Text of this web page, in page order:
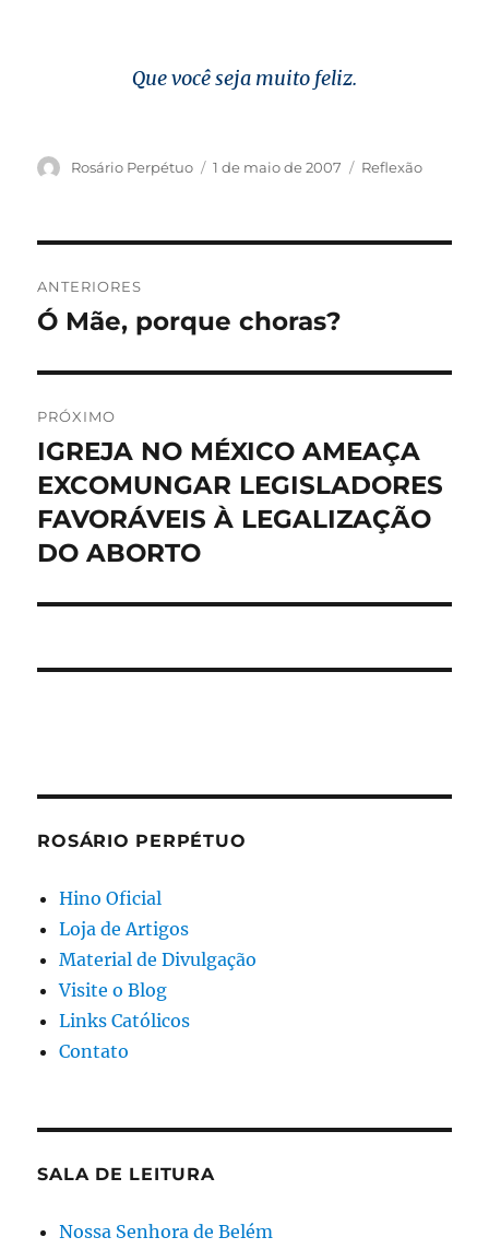
Que você seja muito feliz.
Autor
Rosário Perpétuo
Publicado
1 de maio de 2007 Categorias
Reflexão
de
ANTERIORES
Post
Ó Mãe, porque choras?
PRÓXIMO
Próximo
post:
IGREJA NO MÉXICO AMEAÇA
EXCOMUNGAR LEGISLADORES
FAVORÁVEIS À LEGALIZAÇÃO
DO ABORTO
ROSÁRIO PERPÉTUO
Hino Oficial
Loja de Artigos
Material de Divulgação
Visite o Blog
Links Católicos
Contato
SALA DE LEITURA
Nossa Senhora de Belém